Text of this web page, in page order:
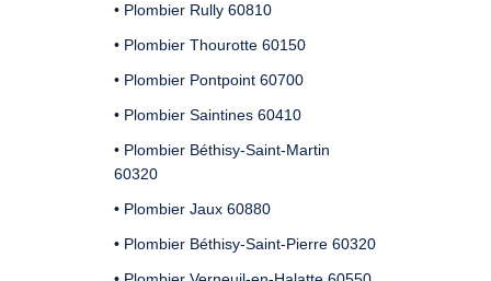
• Plombier Rully 60810
• Plombier Thourotte 60150
• Plombier Pontpoint 60700
• Plombier Saintines 60410
• Plombier Béthisy-Saint-Martin
60320
• Plombier Jaux 60880
• Plombier Béthisy-Saint-Pierre 60320